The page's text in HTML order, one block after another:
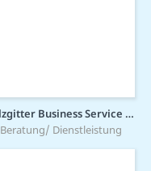
Salzgitter Business Service GmbH
Beratung/ Dienstleistung